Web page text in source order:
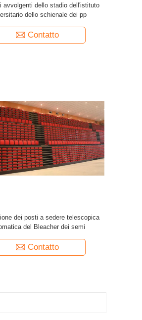
avvolgenti dello stadio dell'istituto
dello schienale dei pp
Contatto
dei posti a sedere telescopica
del Bleacher dei semi
Contatto